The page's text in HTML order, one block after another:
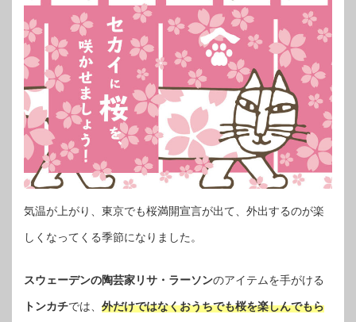
気温が上がり、東京でも桜満開宣言が出て、外出するのが楽
しくなってくる季節になりました。
スウェーデンの陶芸家リサ・ラーソンのアイテムを手がける
トンカチでは、 外だけではなくおうちでも桜を楽しんでもら